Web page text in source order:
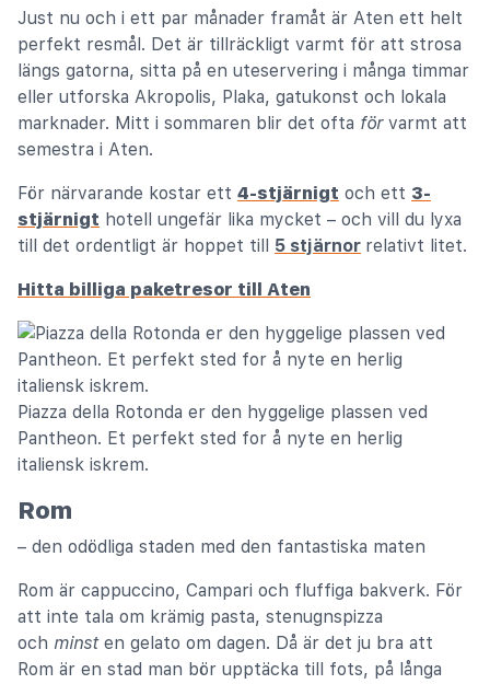
Just nu och i ett par månader framåt är Aten ett helt
perfekt resmål. Det är tillräckligt varmt för att strosa
längs gatorna, sitta på en uteservering i många timmar
eller utforska Akropolis, Plaka, gatukonst och lokala
marknader. Mitt i sommaren blir det ofta förvarmt att
semestra i Aten.
För närvarande kostar ett 4-stjärnigt och ett 3-
stjärnigt hotell ungefär lika mycket – och vill du lyxa
till det ordentligt är hoppet till 5 stjärnor relativt litet.
Hitta billiga paketresor till Aten
Piazza della Rotonda er den hyggelige plassen ved
Pantheon. Et perfekt sted for å nyte en herlig
italiensk iskrem.
Rom
– den odödliga staden med den fantastiska maten
Rom är cappuccino, Campari och fluffiga bakverk. För
att inte tala om krämig pasta, stenugnspizza
och minsten gelato om dagen. Då är det ju bra att
Rom är en stad man bör upptäcka till fots, på långa